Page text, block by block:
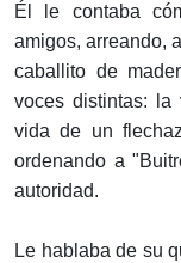
Él le contaba
amigos, arreando,
caballito de
voces distintas:
vida de un
ordenando a
autoridad.
Le hablaba de su